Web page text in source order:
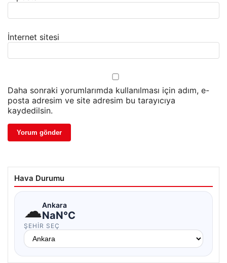
İnternet sitesi
Daha sonraki yorumlarımda kullanılması için adım, e-
posta adresim ve site adresim bu tarayıcıya
kaydedilsin.
Hava Durumu
☁Ankara
NaN°C
ŞEHIR SEÇ